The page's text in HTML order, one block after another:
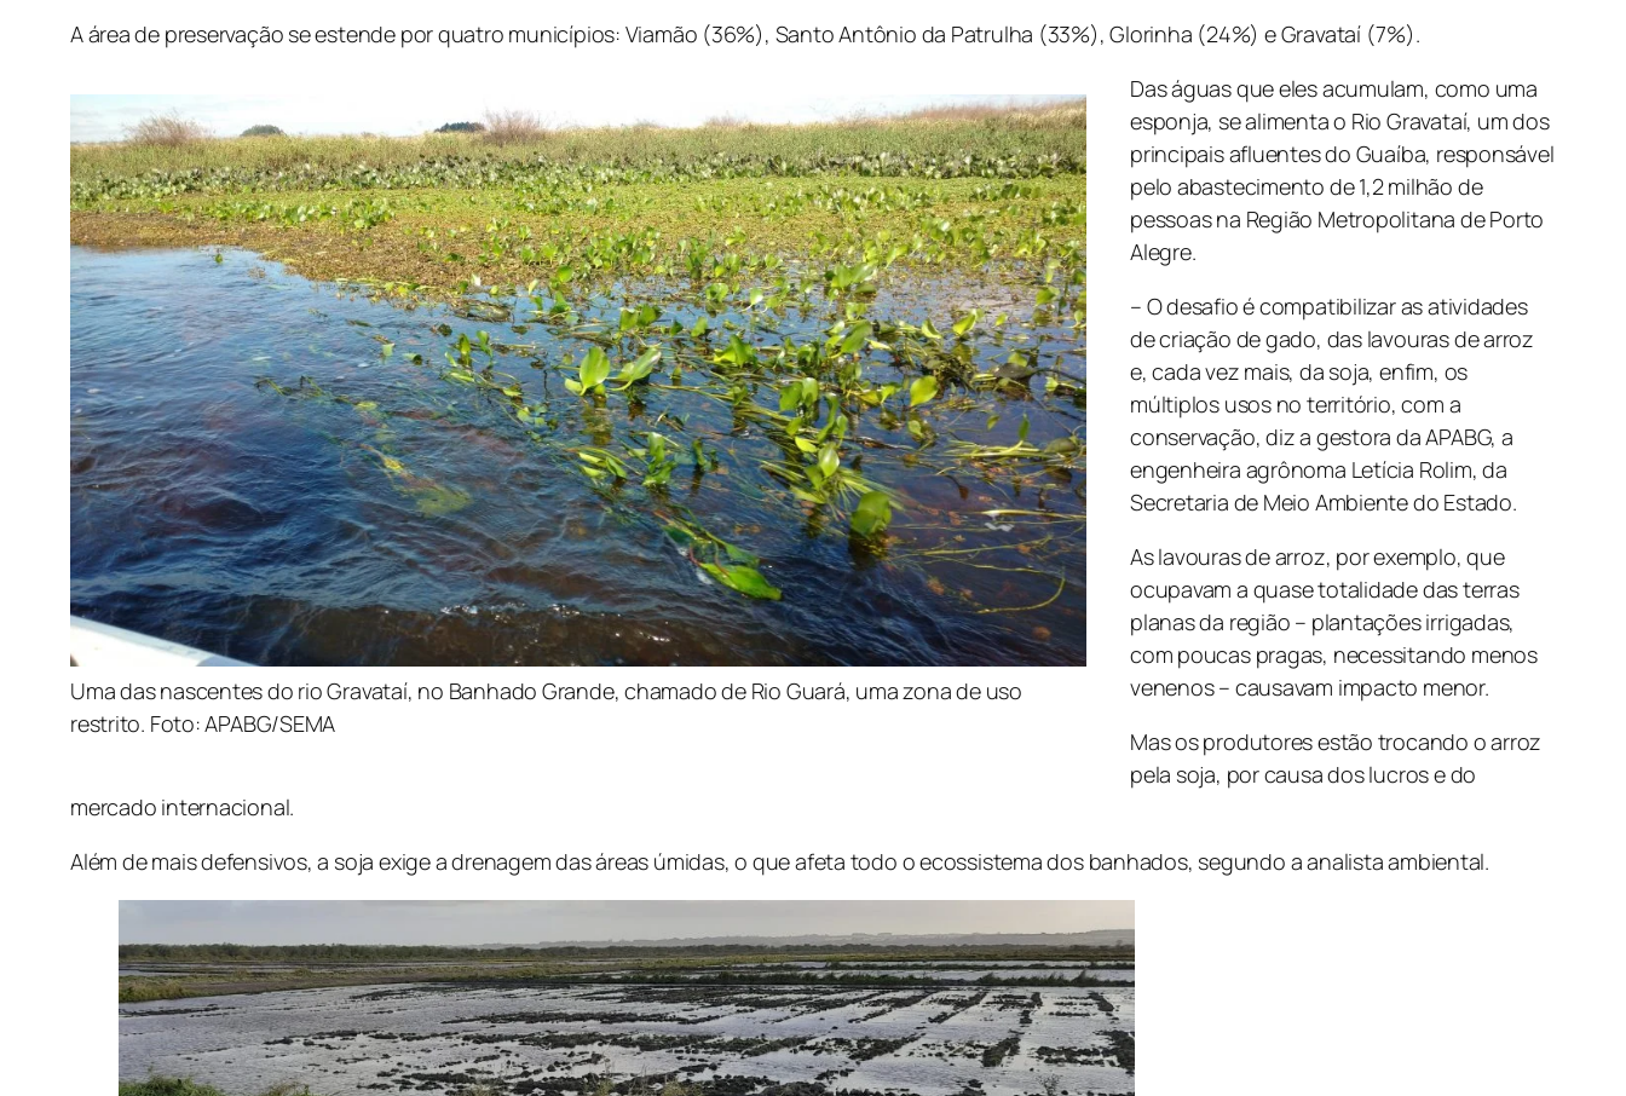
A área de preservação se estende por quatro municípios: Viamão (36%), Santo Antônio da Patrulha (33%), Glorinha (24%) e Gravataí (7%).
Uma das nascentes do rio Gravataí, no Banhado Grande, chamado de Rio Guará, uma zona de uso
restrito. Foto: APABG/SEMA
Das águas que eles acumulam, como uma
esponja, se alimenta o Rio Gravataí, um dos
principais afluentes do Guaíba, responsável
pelo abastecimento de 1,2 milhão de
pessoas na Região Metropolitana de Porto
Alegre.
– O desafio é compatibilizar as atividades
de criação de gado, das lavouras de arroz
e, cada vez mais, da soja, enfim, os
múltiplos usos no território, com a
conservação, diz a gestora da APABG, a
engenheira agrônoma Letícia Rolim, da
Secretaria de Meio Ambiente do Estado.
As lavouras de arroz, por exemplo, que
ocupavam a quase totalidade das terras
planas da região – plantações irrigadas,
com poucas pragas, necessitando menos
venenos – causavam impacto menor.
Mas os produtores estão trocando o arroz
pela soja, por causa dos lucros e do
mercado internacional.
Além de mais defensivos, a soja exige a drenagem das áreas úmidas, o que afeta todo o ecossistema dos banhados, segundo a analista ambiental.